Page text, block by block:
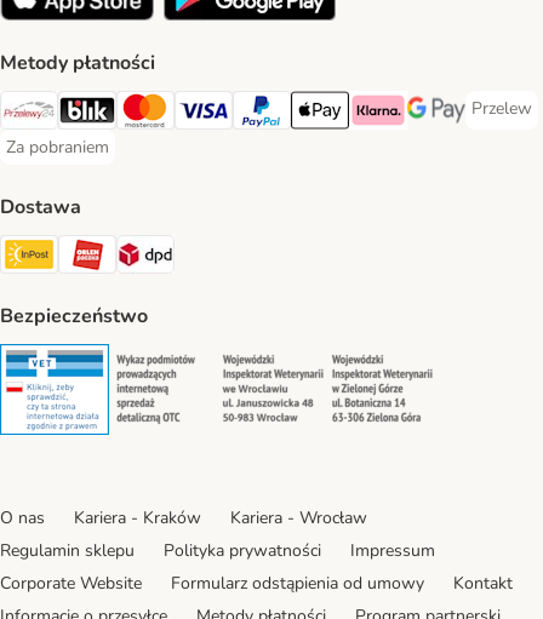
Metody płatności
Przelewy24 Payment Method
Blik Payment Method
MasterCard Payment Method
Visa Payment Method
PayPal Payment Method
Apple Pay Payment Method
Klarna Payment Method
Google Pay
Przelew
Przelew
Za pobraniem
Za pobraniem Payment Method
Dostawa
Paczkomat® Shipping Method
ORLEN Paczka Shipping Method
DPD Shipping Method
Bezpieczeństwo
Security Security Security
O nas Kariera - Kraków
Kariera - Wrocław
Regulamin sklepu
Polityka prywatności
Impressum
Corporate Website
Formularz odstąpienia od umowy
Kontakt